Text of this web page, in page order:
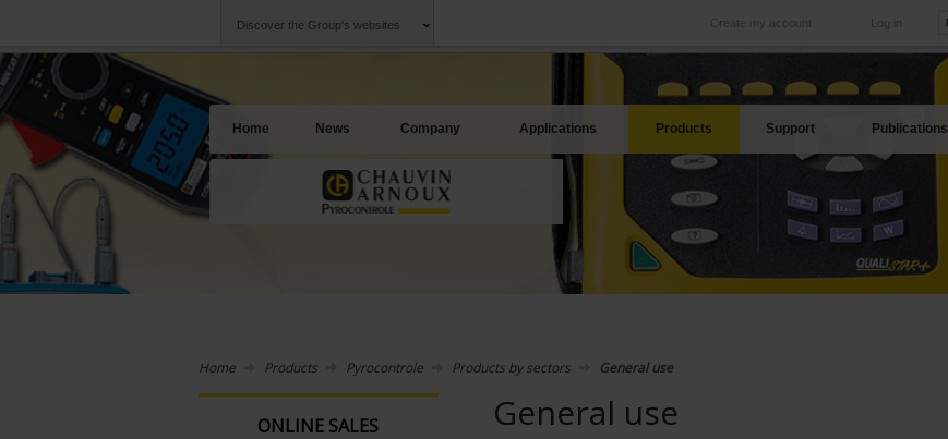
Discover the Group's websites Log in
Create my account
International
Our subsidiaries abroad
Our best offers
Home News Company Applications Products Support Publications
Home Products Pyrocontrole Products by sectors General use
ONLINE SALES General use